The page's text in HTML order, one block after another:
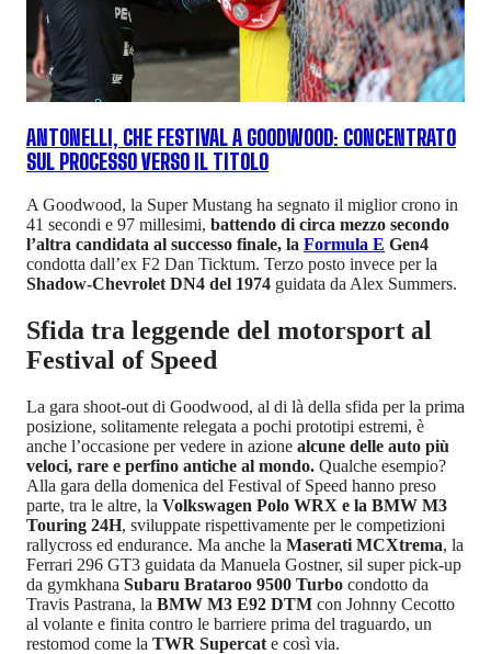
ANTONELLI, CHE FESTIVAL A GOODWOOD: CONCENTRATO
SUL PROCESSO VERSO IL TITOLO
A Goodwood, la Super Mustang ha segnato il miglior crono in
41 secondi e 97 millesimi, battendo di circa mezzo secondo
l’altra candidata al successo finale, la Formula E Gen4
condotta dall’ex F2 Dan Ticktum. Terzo posto invece per la
Shadow-Chevrolet DN4 del 1974 guidata da Alex Summers.
Sfida tra leggende del motorsport al
Festival of Speed
La gara shoot-out di Goodwood, al di là della sfida per la prima
posizione, solitamente relegata a pochi prototipi estremi, è
anche l’occasione per vedere in azione alcune delle auto più
veloci, rare e perfino antiche al mondo. Qualche esempio?
Alla gara della domenica del Festival of Speed hanno preso
parte, tra le altre, la Volkswagen Polo WRX e la BMW M3
Touring 24H, sviluppate rispettivamente per le competizioni
rallycross ed endurance. Ma anche la Maserati MCXtrema, la
Ferrari 296 GT3 guidata da Manuela Gostner, sil super pick-up
da gymkhana Subaru Brataroo 9500 Turbo condotto da
Travis Pastrana, la BMW M3 E92 DTM con Johnny Cecotto
al volante e finita contro le barriere prima del traguardo, un
restomod come la TWR Supercat e così via.